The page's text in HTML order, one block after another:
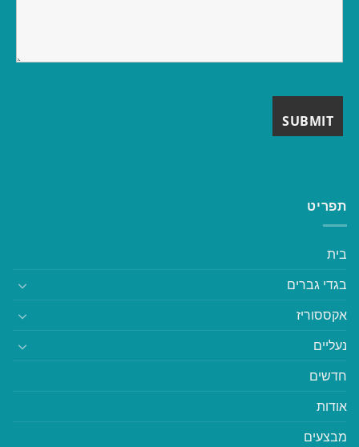
תפריט
בית
בגדי גברים
אקססוריז
נעליים
חדשים
אודות
מבצעים